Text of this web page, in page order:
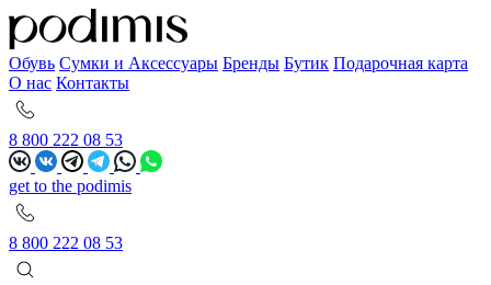
Обувь Сумки и Аксессуары Бренды Бутик Подарочная карта
О нас Контакты
8 800 222 08 53
get to the podimis
8 800 222 08 53